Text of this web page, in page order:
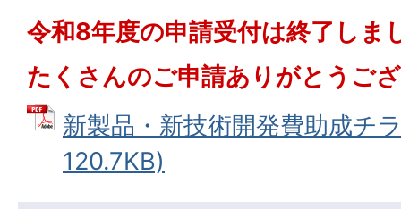
令和8年度の申請受付は終了しま
たくさんのご申請ありがとうご
新製品・新技術開発費助成チ
120.7KB)